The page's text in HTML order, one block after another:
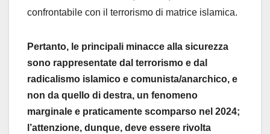
confrontabile con il terrorismo di matrice islamica.
Pertanto, le principali minacce alla sicurezza
sono rappresentate dal terrorismo e dal
radicalismo islamico e comunista/anarchico, e
non da quello di destra, un fenomeno
marginale e praticamente scomparso nel 2024;
l’attenzione, dunque, deve essere rivolta